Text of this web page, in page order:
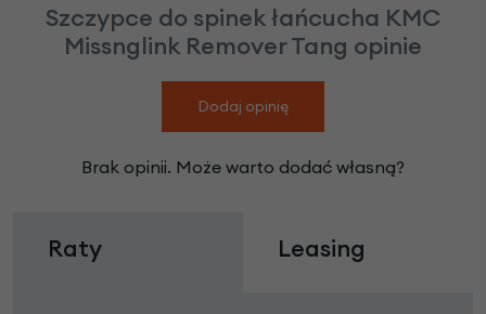
Szczypce do spinek łańcucha KMC
Missnglink Remover Tang opinie
Dodaj opinię
Brak opinii. Może warto dodać własną?
Raty Leasing